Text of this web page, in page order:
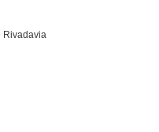
Rivadavia